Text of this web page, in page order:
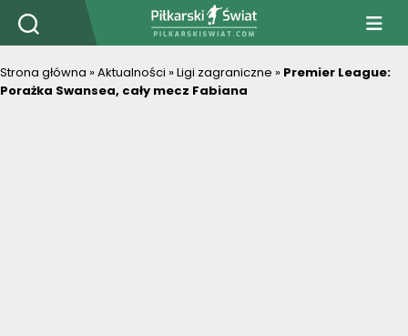
PiłkarskiSwiat.com
Strona główna »Aktualności »Ligi zagraniczne » Premier League:
Porażka Swansea, cały mecz Fabiana